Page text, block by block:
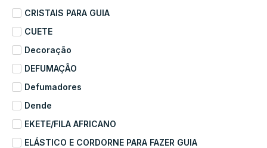
CRISTAIS PARA GUIA
CUETE
Decoração
DEFUMAÇÃO
Defumadores
Dende
EKETE/FILA AFRICANO
ELÁSTICO E CORDORNE PARA FAZER GUIA